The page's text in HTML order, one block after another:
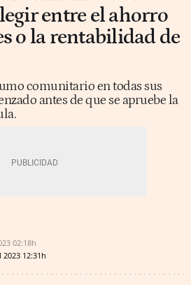
entre el ahorro
o la rentabilidad de
comunitario en todas sus
antes de que se apruebe la
02:18h
2023 12:31h